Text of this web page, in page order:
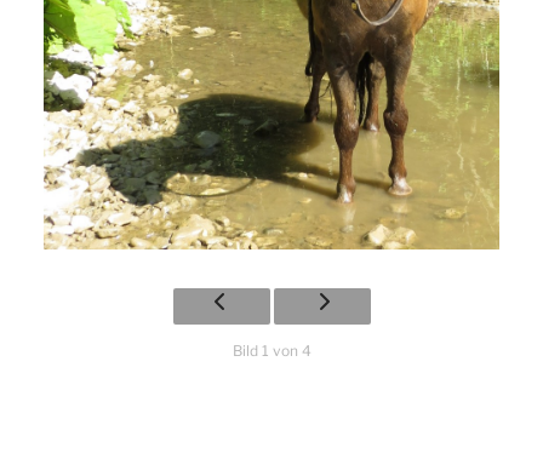
Bild 1 von 4